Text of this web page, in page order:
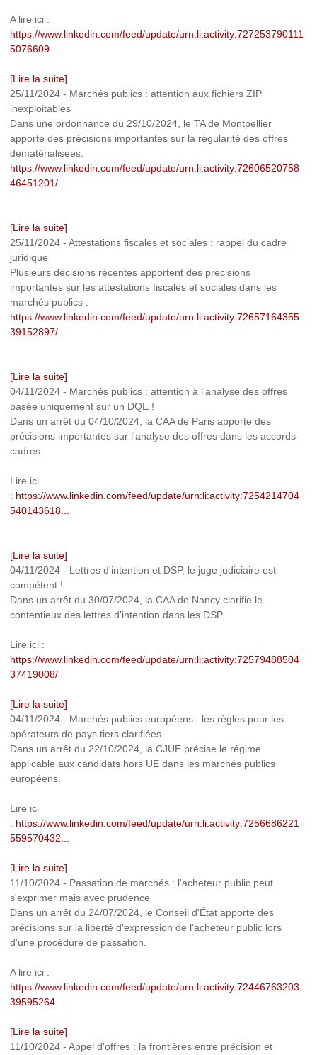
A lire ici :
https://www.linkedin.com/feed/update/urn:li:activity:727253790111
5076609...
[Lire la suite]
25/11/2024 - Marchés publics : attention aux fichiers ZIP
inexploitables
Dans une ordonnance du 29/10/2024, le TA de Montpellier
apporte des précisions importantes sur la régularité des offres
dématérialisées.
https://www.linkedin.com/feed/update/urn:li:activity:72606520758
46451201/
[Lire la suite]
25/11/2024 - Attestations fiscales et sociales : rappel du cadre
juridique
Plusieurs décisions récentes apportent des précisions
importantes sur les attestations fiscales et sociales dans les
marchés publics :
https://www.linkedin.com/feed/update/urn:li:activity:72657164355
39152897/
[Lire la suite]
04/11/2024 - Marchés publics : attention à l'analyse des offres
basée uniquement sur un DQE !
Dans un arrêt du 04/10/2024, la CAA de Paris apporte des
précisions importantes sur l'analyse des offres dans les accords-
cadres.
Lire ici
: https://www.linkedin.com/feed/update/urn:li:activity:7254214704
540143618...
[Lire la suite]
04/11/2024 - Lettres d'intention et DSP, le juge judiciaire est
compétent !
Dans un arrêt du 30/07/2024, la CAA de Nancy clarifie le
contentieux des lettres d'intention dans les DSP.
Lire ici :
https://www.linkedin.com/feed/update/urn:li:activity:72579488504
37419008/
[Lire la suite]
04/11/2024 - Marchés publics européens : les règles pour les
opérateurs de pays tiers clarifiées
Dans un arrêt du 22/10/2024, la CJUE précise le régime
applicable aux candidats hors UE dans les marchés publics
européens.
Lire ici
: https://www.linkedin.com/feed/update/urn:li:activity:7256686221
559570432...
[Lire la suite]
11/10/2024 - Passation de marchés : l'acheteur public peut
s'exprimer mais avec prudence
Dans un arrêt du 24/07/2024, le Conseil d'État apporte des
précisions sur la liberté d'expression de l'acheteur public lors
d'une procédure de passation.
A lire ici :
https://www.linkedin.com/feed/update/urn:li:activity:72446763203
39595264...
[Lire la suite]
11/10/2024 - Appel d'offres : la frontières entre précision et